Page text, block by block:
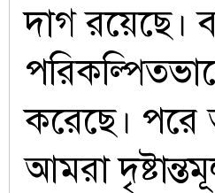
দাগ রয়েছে।
করেছে। পরে
আমরা